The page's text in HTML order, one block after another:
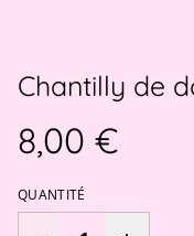
Chantilly de
8,00 €
QUANTITÉ